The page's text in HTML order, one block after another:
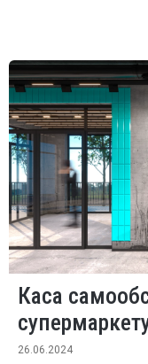
Каса
26.06.2024